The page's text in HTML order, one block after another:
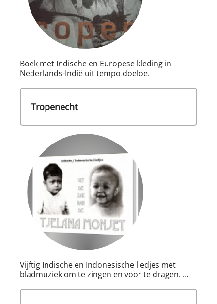
Boek met Indische en Europese kleding in
Nederlands-Indië uit tempo doeloe.
Tropenecht
Vijftig Indische en Indonesische liedjes met
bladmuziek om te zingen en voor te dragen. …